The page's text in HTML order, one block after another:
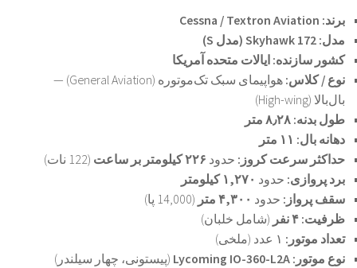
برند: Cessna / Textron Aviation
مدل: 172 Skyhawk (مدل S)
کشور سازنده: ایالات متحده آمریکا
نوع / کلاس:
هواپیمای سبک تک‌موتوره (General Aviation) —
بال‌بالا (High-wing)
طول بدنه: ۸٫۲۸ متر
دهانه بال: ۱۱ متر
حداکثر سرعت کروز: حدود ۲۲۶ کیلومتر بر ساعت
(122 نات)
برد پروازی: حدود ۱,۲۷۰ کیلومتر
سقف پرواز: حدود ۴,۳۰۰ متر
(14,000 پا)
ظرفیت: ۴ نفر
(شامل خلبان)
تعداد موتور:
نوع موتور: Lycoming IO-360-L2A (پیستونی، چهار سیلندر)